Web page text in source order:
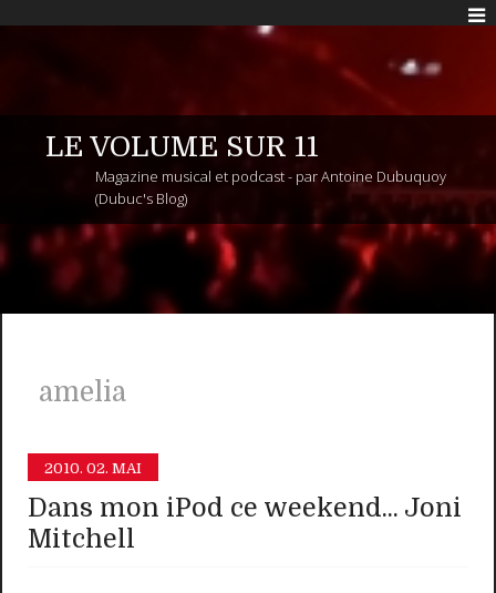
LE VOLUME SUR 11
Magazine musical et podcast - par Antoine Dubuquoy
(Dubuc's Blog)
amelia
2010. 02. MAI
Dans mon iPod ce weekend... Joni
Mitchell